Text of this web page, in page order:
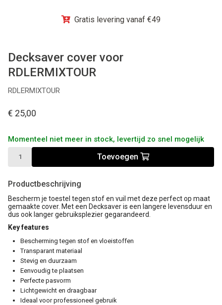
Gratis levering vanaf €49
Decksaver cover voor
RDLERMIXTOUR
RDLERMIXTOUR
€ 25,00
Momenteel niet meer in stock, levertijd zo snel mogelijk
Toevoegen
Productbeschrijving
Bescherm je toestel tegen stof en vuil met deze perfect op maat
gemaakte cover. Met een Decksaver is een langere levensduur en
dus ook langer gebruiksplezier gegarandeerd.
Key features
Bescherming tegen stof en vloeistoffen
Transparant materiaal
Stevig en duurzaam
Eenvoudig te plaatsen
Perfecte pasvorm
Lichtgewicht en draagbaar
Ideaal voor professioneel gebruik